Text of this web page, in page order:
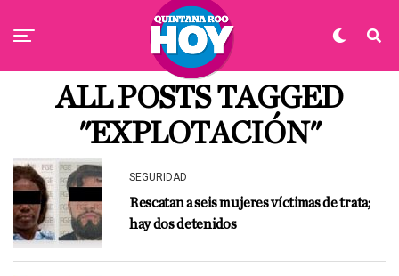
ALL POSTS TAGGED
"EXPLOTACIÓN"
SEGURIDAD
Rescatan a seis mujeres víctimas de trata;
hay dos detenidos